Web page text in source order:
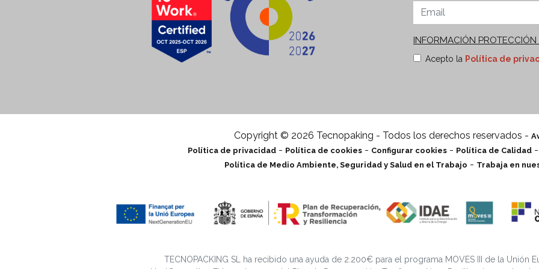
INFORMACIÓN PROTECCIÓN
Finalidades:
Envío de
informativas y publicitarias
ampliar la información en el
Acepto la Política de
Copyright © 2026 Tecnopaking - Todos los derechos reservados -
Política de privacidad- Política de cookies- Configurar cookies- Política de Calidad-
Política de Medio Ambiente, Seguridad y Salud en el Trabajo - Trabaja en
TECNOPACKING SL ha recibido una ayuda de 2.200€ para el programa MOVES III de la Unión